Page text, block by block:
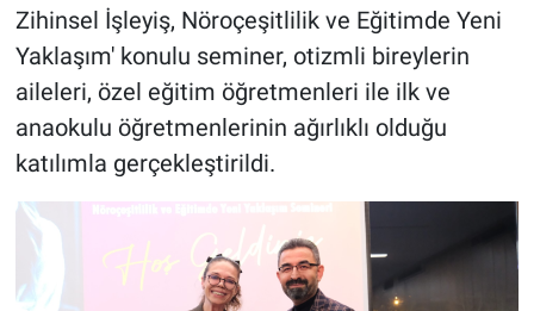
Zihinsel İşleyiş, Nöroçeşitlilik ve Eğitimde Yeni
Yaklaşım' konulu seminer, otizmli bireylerin
aileleri, özel eğitim öğretmenleri ile ilk ve
anaokulu öğretmenlerinin ağırlıklı olduğu
katılımla gerçekleştirildi.